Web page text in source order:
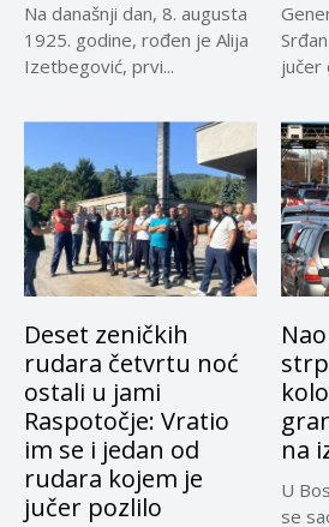
Na današnji dan, 8. augusta
1925. godine, rođen je Alija
Izetbegović, prvi...
jučer
Deset zeničkih
rudara četvrtu noć
ostali u jami
Raspotočje: Vratio
im se i jedan od
rudara kojem je
jučer pozlilo
na
U
se